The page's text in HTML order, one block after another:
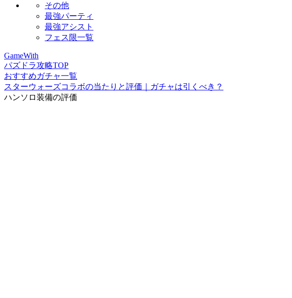
その他
最強パーティ
最強アシスト
フェス限一覧
GameWith
パズドラ攻略TOP
おすすめガチャ一覧
スターウォーズコラボの当たりと評価｜ガチャは引くべき？
ハンソロ装備の評価